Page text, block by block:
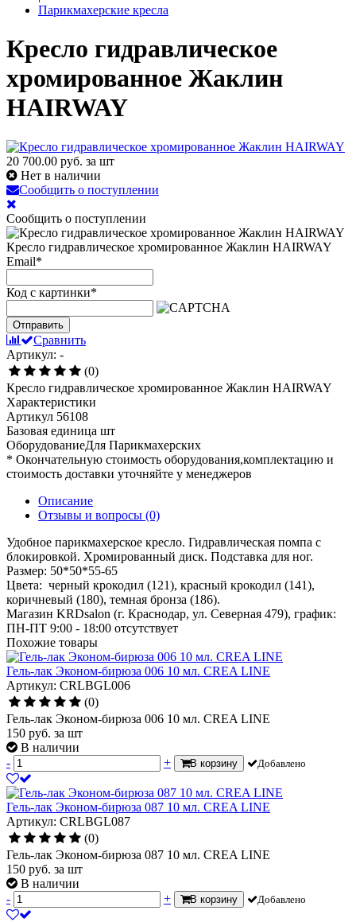
Парикмахерские кресла
Кресло гидравлическое
хромированное Жаклин
HAIRWAY
20 700.00 руб. за шт
Нет в наличии
Сообщить о поступлении
Сообщить о поступлении
Кресло гидравлическое хромированное Жаклин HAIRWAY
Email*
Код с картинки*
Отправить
Сравнить
Артикул: -
(0)
Кресло гидравлическое хромированное Жаклин HAIRWAY
Характеристики
Артикул 56108
Базовая единица шт
ОборудованиеДля Парикмахерских
* Окончательную стоимость оборудования,комплектацию и
стоимость доставки уточняйте у менеджеров
Описание
Отзывы и вопросы (0)
Удобное парикмахерское кресло. Гидравлическая помпа с
блокировкой. Хромированный диск. Подставка для ног.
Размер: 50*50*55-65
Цвета: черный крокодил (121), красный крокодил (141),
коричневый (180), темная бронза (186).
Магазин KRDsalon (г. Краснодар, ул. Северная 479), график:
ПН-ПТ 9:00 - 18:00 отсутствует
Похожие товары
Гель-лак Эконом-бирюза 006 10 мл. CREA LINE
Артикул: CRLBGL006
(0)
Гель-лак Эконом-бирюза 006 10 мл. CREA LINE
150 руб. за шт
В наличии
-
+ В корзину Добавлено
Гель-лак Эконом-бирюза 087 10 мл. CREA LINE
Артикул: CRLBGL087
(0)
Гель-лак Эконом-бирюза 087 10 мл. CREA LINE
150 руб. за шт
В наличии
-
+ В корзину Добавлено